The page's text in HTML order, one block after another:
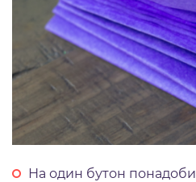
На один бутон